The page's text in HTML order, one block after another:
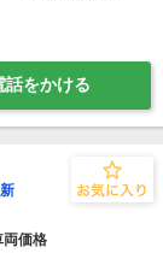
話をかける
両価格